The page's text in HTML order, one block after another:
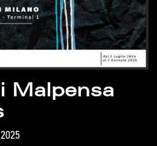
Malpensa
2025